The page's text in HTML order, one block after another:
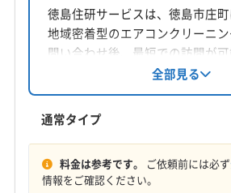
徳島県藍畑字西覚円754-7
対応地域
阿波市 吉野
徳島市
美馬市 鳴門市 勝浦郡勝浦
那賀郡那賀町
板野郡
美馬郡つるぎ町
名西郡石井町 名東
もっと見る
営業時間
徳島住研サービスは、徳島市庄
地域密着型のエアコンクリーニン
問い合わせ後、最短での訪問が
を使用し、エアコンを隅々まで丁
す。基本料金は一台10,000円か
も利用できます。日曜・祝日が
全部見る
通常タイプ
料金は参考です。 ご依頼前には必ず
情報をご確認ください。